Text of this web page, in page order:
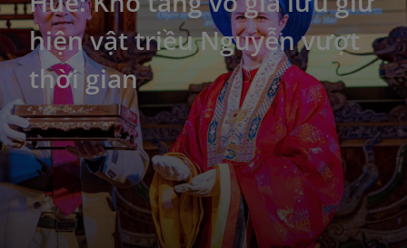
hiện vật triều Nguyễn vượt
thời gian